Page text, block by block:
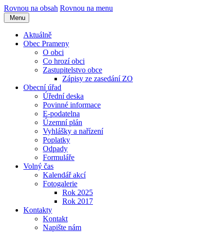
Rovnou na obsah Rovnou na menu
Menu
Aktuálně
Obec Prameny
O obci
Co hrozí obci
Zastupitelstvo obce
Zápisy ze zasedání ZO
Obecní úřad
Úřední deska
Povinné informace
E-podatelna
Územní plán
Vyhlášky a nařízení
Poplatky
Odpady
Formuláře
Volný čas
Kalendář akcí
Fotogalerie
Rok 2025
Rok 2017
Kontakty
Kontakt
Napište nám